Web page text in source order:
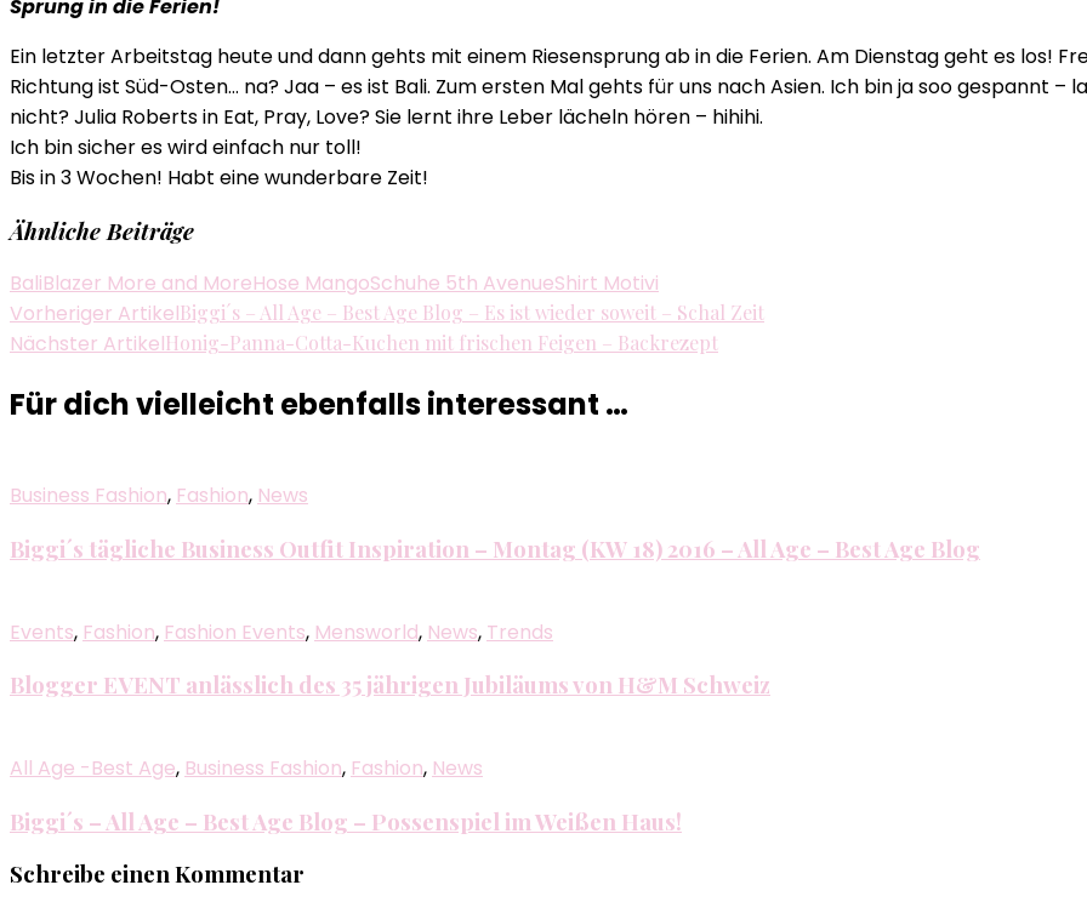
–
Best
Age
die
Ferien!
Sprung in die Ferien!
Ein letzter Arbeitstag heute und dann gehts mit einem Riesensprung ab in die Ferien. Am Dienstag geht es los!
Richtung ist Süd-Osten… na? Jaa – es ist Bali. Zum ersten Mal gehts für uns nach Asien. Ich bin ja soo gespannt
nicht? Julia Roberts in Eat, Pray, Love? Sie lernt ihre Leber lächeln hören – hihihi.
Ich bin sicher es wird einfach nur toll!
Bis in 3 Wochen! Habt eine wunderbare Zeit!
Ähnliche Beiträge
BaliBlazer More and MoreHose MangoSchuhe 5th AvenueShirt Motivi
Beitragsnavigation
Vorheriger ArtikelBiggi´s – All Age – Best Age Blog – Es ist wieder soweit – Schal Zeit
Nächster ArtikelHonig-Panna-Cotta-Kuchen mit frischen Feigen – Backrezept
Für dich vielleicht ebenfalls interessant …
Business Fashion, Fashion, News
Biggi´s tägliche Business Outfit Inspiration – Montag (KW 18) 2016 – All Age – Best Age Blog
Events, Fashion, Fashion Events, Mensworld, News, Trends
Blogger EVENT anlässlich des 35 jährigen Jubiläums von H&M Schweiz
All Age -Best Age, Business Fashion, Fashion, News
Biggi´s – All Age – Best Age Blog – Possenspiel im Weißen Haus!
Schreibe einen Kommentar